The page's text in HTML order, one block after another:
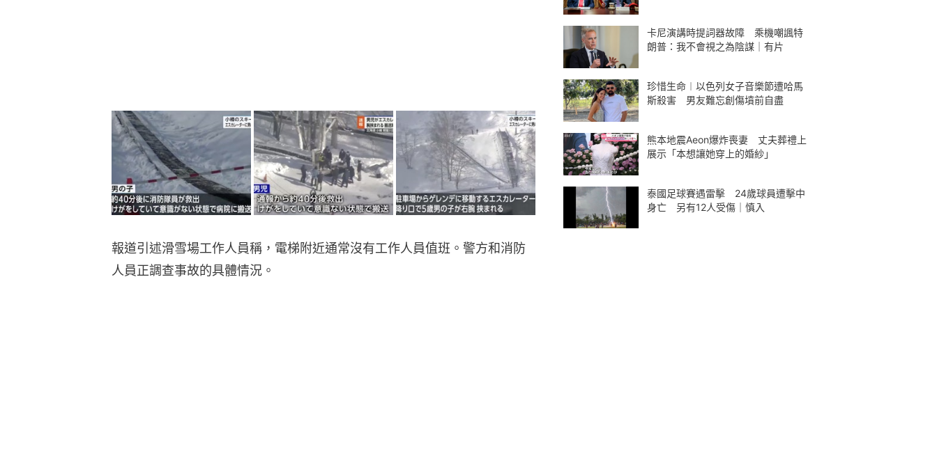
報道引述滑雪場工作人員稱，電梯附近通常沒有工作人員值班。警方和消防
人員正調查事故的具體情況。
卡尼演講時提詞器故障 乘機嘲諷特
朗普：我不會視之為陰謀｜有片
珍惜生命︱以色列女子音樂節遭哈馬
斯殺害 男友難忘創傷墳前自盡
熊本地震Aeon爆炸喪妻 丈夫葬禮上
展示「本想讓她穿上的婚紗」
泰國足球賽遇雷擊 24歲球員遭擊中
身亡 另有12人受傷｜慎入